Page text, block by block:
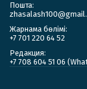
Пошта:
Жарнама бөлімі:
+7 701 220 64 52
Редакция:
+7 708 604 51 06